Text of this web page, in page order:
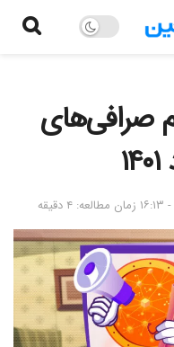
صرافی‌های
زمان مطالعه: ۴ دقیقه